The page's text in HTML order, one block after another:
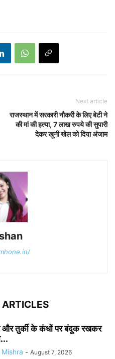
Next article
राजस्थान में सरकारी नौकरी के लिए बेटी ने
की मां की हत्या, 7 लाख रुपये की सुपारी
देकर खूनी खेल को दिया अंजाम
तुर्की के कंधों पर बंदूक रखकर
- August 7, 2026